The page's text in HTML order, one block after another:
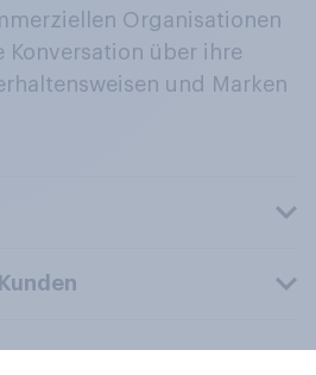
Organisationen
Konversation über ihre
und Marken